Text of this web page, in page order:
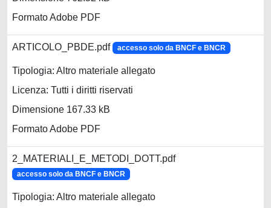
Formato Adobe PDF
ARTICOLO_PBDE.pdf accesso solo da BNCF e BNCR
Tipologia: Altro materiale allegato
Licenza: Tutti i diritti riservati
Dimensione 167.33 kB
Formato Adobe PDF
2_MATERIALI_E_METODI_DOTT.pdf
accesso solo da BNCF e BNCR
Tipologia: Altro materiale allegato